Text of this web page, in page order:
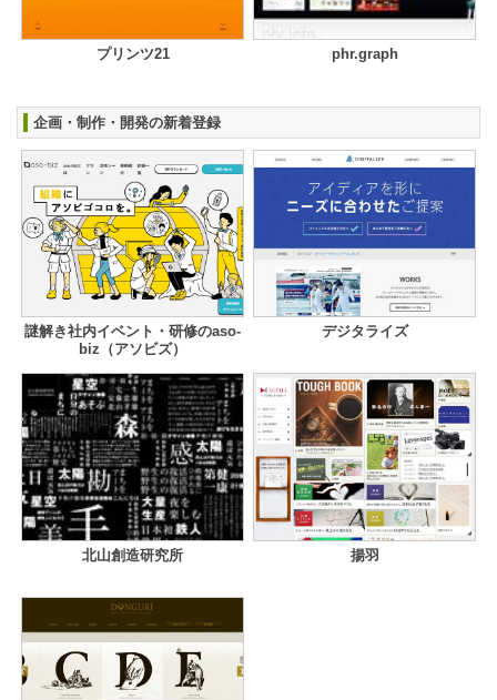
プリンツ21 phr.graph
企画・制作・開発の新着登録
謎解き社内イベント・研修のaso-
biz（アソビズ）
デジタライズ
北山創造研究所 揚羽